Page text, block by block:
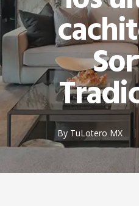
By TuLotero MX